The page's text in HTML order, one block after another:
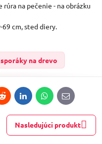
na pečenie - na obrázku
69 cm, sted diery.
sporáky na drevo
RedditLinkedInWhatsApp
E-
mail
Nasledujúci produkt